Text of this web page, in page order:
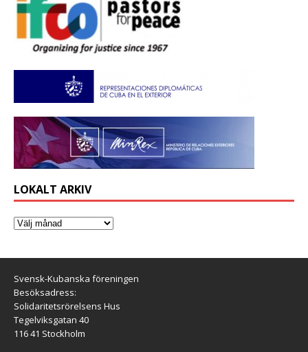
LOKALT ARKIV
Svensk-Kubanska föreningen
Besöksadress:
Solidaritetsrörelsens Hus
Tegelviksgatan 40
116 41 Stockholm